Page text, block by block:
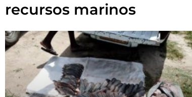
recursos marinos